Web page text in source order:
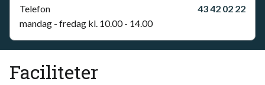
Telefon
43 42 02 22
mandag - fredag kl. 10.00 - 14.00
Faciliteter